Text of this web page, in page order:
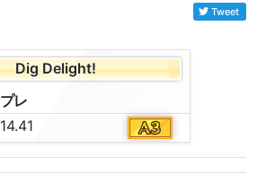
Tweet
Dig Delight!
プレ
14.41